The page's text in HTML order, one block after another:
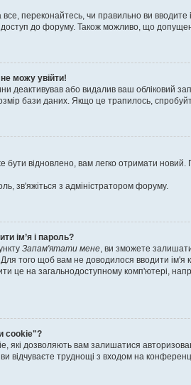
переконайтесь, чи правильно ви
до форуму. Також можливо, що
можу увійти!
деактивував або видалив ваш обліковий
бази даних. Якщо це трапилось,
відновлено, вам легко отримати новий.
зв'яжіться з адміністратором форуму.
ім’я і пароль?
Запам'ятати мене , ви зможете
того щоб вам не доводилося вводити
це на загальнодоступному комп'ютері,
cookie"?
які дозволяють вам залишатися
відчуваєте труднощі з входом на